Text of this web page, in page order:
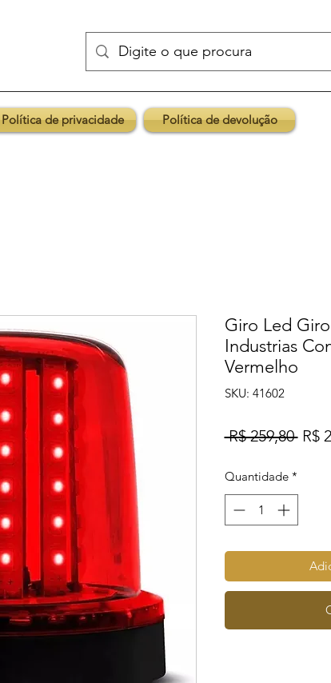
Política de privacidade Política de devolução
Giro Led
Industrias
Vermelho
SKU: 41602
R$ 259,80 R$
Quantidade *